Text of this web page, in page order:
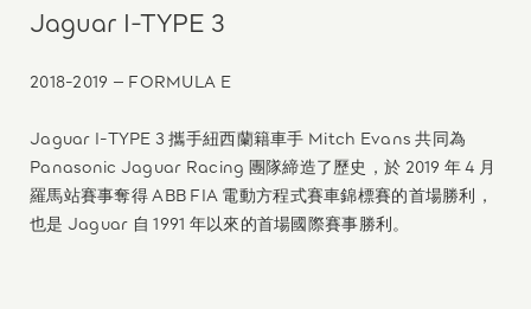
Jaguar I-TYPE 3
2018-2019 – FORMULA E
Jaguar I-TYPE 3 攜手紐西蘭籍車手 Mitch Evans 共同為
Panasonic Jaguar Racing 團隊締造了歷史，於 2019 年 4 月
羅馬站賽事奪得 ABB FIA 電動方程式賽車錦標賽的首場勝利，
也是 Jaguar 自 1991 年以來的首場國際賽事勝利。